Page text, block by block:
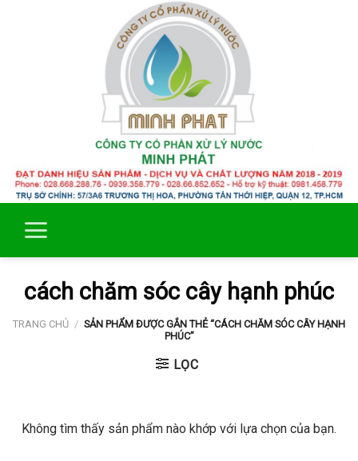
cách chăm sóc cây hạnh phúc
TRANG CHỦ / SẢN PHẨM ĐƯỢC GẮN THẺ “CÁCH CHĂM SÓC CÂY HẠNH
PHÚC”
LỌC
Không tìm thấy sản phẩm nào khớp với lựa chọn của bạn.